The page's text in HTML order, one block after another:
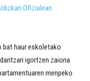
Ofizialean
bat haur eskoletako
igortzen zaiona
menpeko